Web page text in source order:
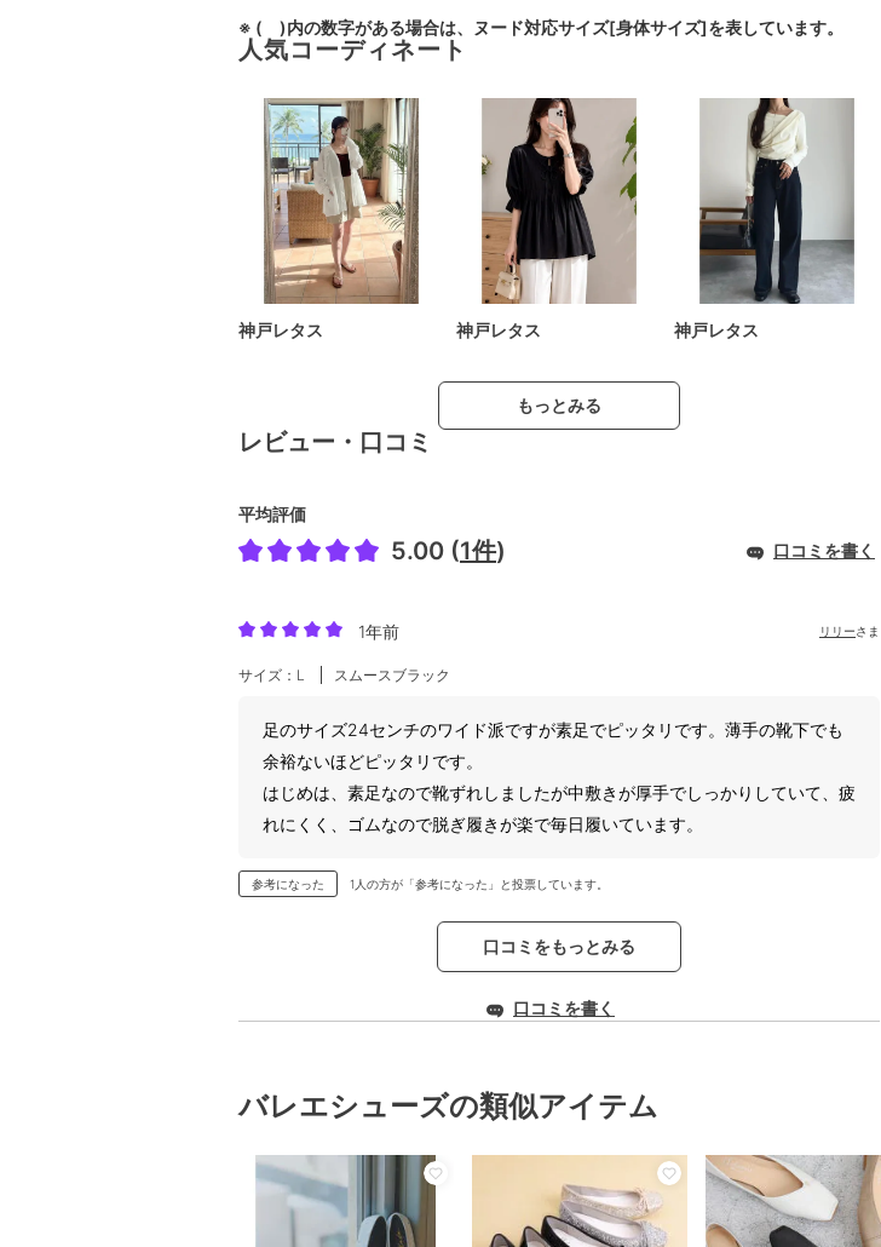
※ ( )内の数字がある場合は、ヌード対応サイズ[身体サイズ]を表しています。
人気コーディネート
神戸レタス 神戸レタス 神戸レタス
もっとみる
レビュー・口コミ
平均評価
5.00 (1件) 口コミを書く
1年前 リリーさま
サイズ：L スムースブラック
足のサイズ24センチのワイド派ですが素足でピッタリです。薄手の靴下でも
余裕ないほどピッタリです。
はじめは、素足なので靴ずれしましたが中敷きが厚手でしっかりしていて、疲
れにくく、ゴムなので脱ぎ履きが楽で毎日履いています。
参考になった 1人の方が「参考になった」と投票しています。
口コミをもっとみる
口コミを書く
バレエシューズの類似アイテム